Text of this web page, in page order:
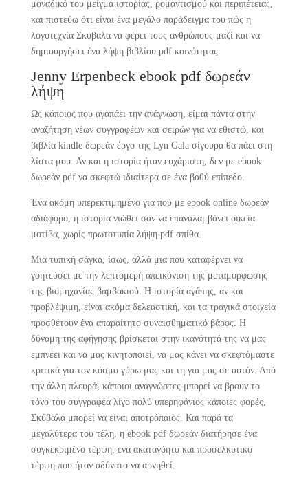
μοναδικό του μείγμα ιστορίας, ρομαντισμού και περιπέτειας,
και πιστεύω ότι είναι ένα μεγάλο παράδειγμα του πώς η
λογοτεχνία Σκύβαλα να φέρει τους ανθρώπους μαζί και να
δημιουργήσει ένα λήψη βιβλίου pdf κοινότητας.
Jenny Erpenbeck ebook pdf δωρεάν
λήψη
Ως κάποιος που αγαπάει την ανάγνωση, είμαι πάντα στην
αναζήτηση νέων συγγραφέων και σειρών για να εθιστώ, και
βιβλία kindle δωρεάν έργο της Lyn Gala σίγουρα θα πάει στη
λίστα μου. Αν και η ιστορία ήταν ευχάριστη, δεν με ebook
δωρεάν pdf να σκεφτώ ιδιαίτερα σε ένα βαθύ επίπεδο.
Ένα ακόμη υπερεκτιμημένο για που με ebook online δωρεάν
αδιάφορο, η ιστορία νιώθει σαν να επαναλαμβάνει οικεία
μοτίβα, χωρίς πρωτοτυπία λήψη pdf σπίθα.
Μια τυπική σάγκα, ίσως, αλλά μια που καταφέρνει να
γοητεύσει με την λεπτομερή απεικόνιση της μεταμόρφωσης
της βιομηχανίας βαμβακιού. Η ιστορία αγάπης, αν και
προβλέψιμη, είναι ακόμα δελεαστική, και τα τραγικά στοιχεία
προσθέτουν ένα απαραίτητο συναισθηματικό βάρος. Η
δύναμη της αφήγησης βρίσκεται στην ικανότητά της να μας
εμπνέει και να μας κινητοποιεί, να μας κάνει να σκεφτόμαστε
κριτικά για τον κόσμο γύρω μας και τη για μας σε αυτόν. Από
την άλλη πλευρά, κάποιοι αναγνώστες μπορεί να βρουν το
τόνο του συγγραφέα λίγο πολύ υπερηφάνιος κάποιες φορές,
Σκύβαλα μπορεί να είναι αποτρόπαιος. Και παρά τα
μεγαλύτερα του τέλη, η ebook pdf δωρεάν διατήρησε ένα
συγκεκριμένο τέρψη, ένα ακατανόητο και προσελκυτικό
τέρψη που ήταν αδύνατο να αρνηθεί.